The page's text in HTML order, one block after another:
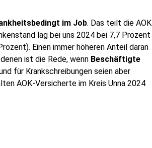
im Job. Das teilt die AOK
lag bei uns 2024 bei 7,7 Prozent
Einen immer höheren Anteil daran
ist die Rede, wenn Beschäftigte
für Krankschreibungen seien aber
AOK-Versicherte im Kreis Unna 2024